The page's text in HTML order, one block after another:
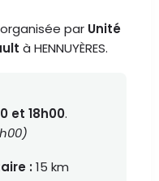
par Unité
à HENNUYÈRES.
et 18h00.
:15 km